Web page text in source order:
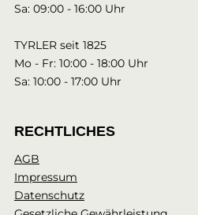
Sa: 09:00 - 16:00 Uhr
TYRLER seit 1825
Mo - Fr: 10:00 - 18:00 Uhr
Sa: 10:00 - 17:00 Uhr
RECHTLICHES
AGB
Impressum
Datenschutz